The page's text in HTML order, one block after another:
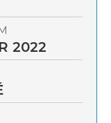
2022